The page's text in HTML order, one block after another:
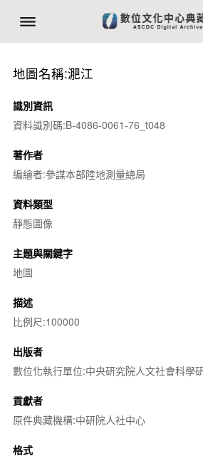
地圖名稱:淝江
識別資訊
資料識別碼:B-4086-0061-76_t048
著作者
編繪者:參謀本部陸地測量總局
資料類型
靜態圖像
主題與關鍵字
地圖
描述
比例尺:100000
出版者
數位化執行單位:中央研究院人文社會科學
貢獻者
原件典藏機構:中研院人社中心
格式